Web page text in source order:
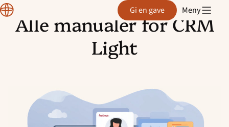
Hopp
CRM
manual Gi en gave Meny
Alle manualer for CRM
Light